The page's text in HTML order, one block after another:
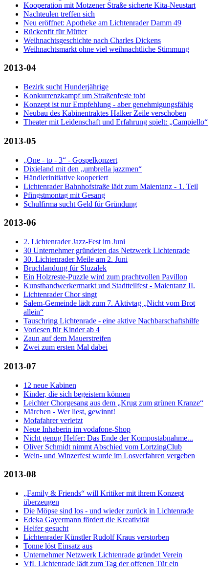
Kooperation mit Motzener Straße sicherte Kita-Neustart
Nachteulen treffen sich
Neu eröffnet: Apotheke am Lichtenrader Damm 49
Rückenfit für Mütter
Weihnachtsgeschichte nach Charles Dickens
Weihnachtsmarkt ohne viel weihnachtliche Stimmung
2013-04
Bezirk sucht Hunderjährige
Konkurrenzkampf um Straßenfeste tobt
Konzept ist nur Empfehlung - aber genehmigungsfähig
Neubau des Kabinentraktes Halker Zeile verschoben
Theater mit Leidenschaft und Erfahrung spielt: „Campiello“
2013-05
„One - to - 3“ - Gospelkonzert
Dixieland mit den „umbrella jazzmen“
Händlerinitiative kooperiert
Lichtenrader Bahnhofstraße lädt zum Maientanz - 1. Teil
Pfingstmontag mit Gesang
Schulfirma sucht Geld für Gründung
2013-06
2. Lichtenrader Jazz-Fest im Juni
30 Unternehmer gründeten das Netzwerk Lichtenrade
30. Lichtenrader Meile am 2. Juni
Bruchlandung für Sluzalek
Ein Holzreste-Puzzle wird zum prachtvollen Pavillon
Kunsthandwerkermarkt und Stadtteilfest - Maientanz II.
Lichtenrader Chor singt
Salem-Gemeinde lädt zum 7. Aktivtag „Nicht vom Brot
allein“
Tauschring Lichtenrade - eine aktive Nachbarschaftshilfe
Vorlesen für Kinder ab 4
Zaun auf dem Mauerstreifen
Zwei zum ersten Mal dabei
2013-07
12 neue Kabinen
Kinder, die sich begeistern können
Leichter Chorgesang aus dem „Krug zum grünen Kranze“
Märchen - Wer liest, gewinnt!
Mofafahrer verletzt
Neue Inhaberin im vodafone-Shop
Nicht genug Helfer: Das Ende der Kompostabnahme...
Oliver Schmidt nimmt Abschied vom LortzingClub
Wein- und Winzerfest wurde im Losverfahren vergeben
2013-08
„Family & Friends“ will Kritiker mit ihrem Konzept
überzeugen
Die Möpse sind los - und wieder zurück in Lichtenrade
Edeka Gayermann fördert die Kreativität
Helfer gesucht
Lichtenrader Künstler Rudolf Kraus verstorben
Tonne löst Einsatz aus
Unternehmer Netzwerk Lichtenrade gründet Verein
VfL Lichtenrade lädt zum Tag der offenen Tür ein